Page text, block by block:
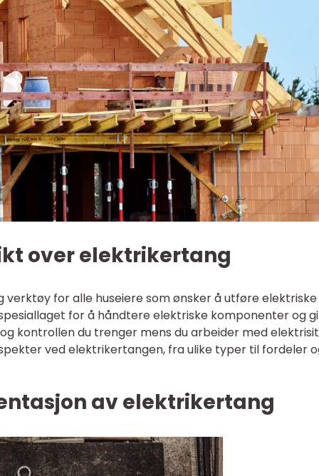
over elektrikertang
for alle huseiere som ønsker å utføre elektriske
for å håndtere elektriske komponenter og
kontrollen du trenger mens du arbeider med
ved elektrikertangen, fra ulike typer til fordeler
av elektrikertang